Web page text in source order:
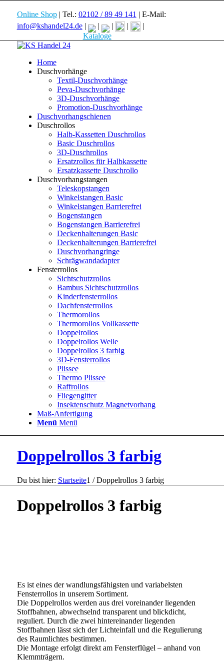
Online Shop| Tel.: 02102 / 89 49 141 | E-Mail:
info@kshandel24.de| | | |
|
Kataloge
Home
Duschvorhänge
Textil-Duschvorhänge
Peva-Duschvorhänge
3D-Duschvorhänge
Promotion-Duschvorhänge
Duschvorhangschienen
Duschrollos
Halb-Kassetten Duschrollos
Basic Duschrollos
3D-Duschrollos
Ersatzrollos für Halbkassette
Ersatzkassette Duschrollo
Duschvorhangstangen
Teleskopstangen
Winkelstangen Basic
Winkelstangen Barrierefrei
Bogenstangen
Bogenstangen Barrierefrei
Deckenhalterungen Basic
Deckenhalterungen Barrierefrei
Duschvorhangringe
Schrägwandadapter
Fensterrollos
Sichtschutzrollos
Bambus Sichtschutzrollos
Kinderfensterrollos
Dachfensterrollos
Thermorollos
Thermorollos Vollkassette
Doppelrollos
Doppelrollos Welle
Doppelrollos 3 farbig
3D-Fensterrollos
Plissee
Thermo Plissee
Raffrollos
Fliegengitter
Insektenschutz Magnetvorhang
Maß-Anfertigung
Menü Menü
Doppelrollos 3 farbig
Du bist hier: Startseite1 / Doppelrollos 3 farbig
Doppelrollos 3 farbig
Es ist eines der wandlungsfähigsten und variabelsten
Fensterrollos in unserem Sortiment.
Die Doppelrollos werden aus drei voreinander liegenden
Stoffbahnen, abwechselnd transparent und blickdicht,
reguliert. Durch die zwei hintereinander liegenden
Stoffbahnen lässt sich der Lichteinfall und die Regulierung
des Raumlichtes bestimmen.
Die Montage erfolgt direkt am Fensterflügel – anhand von
Klemmträgern.